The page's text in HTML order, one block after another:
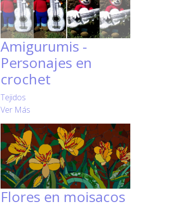
Amigurumis -
Personajes en
crochet
Tejidos
Ver Más
Flores en moisacos